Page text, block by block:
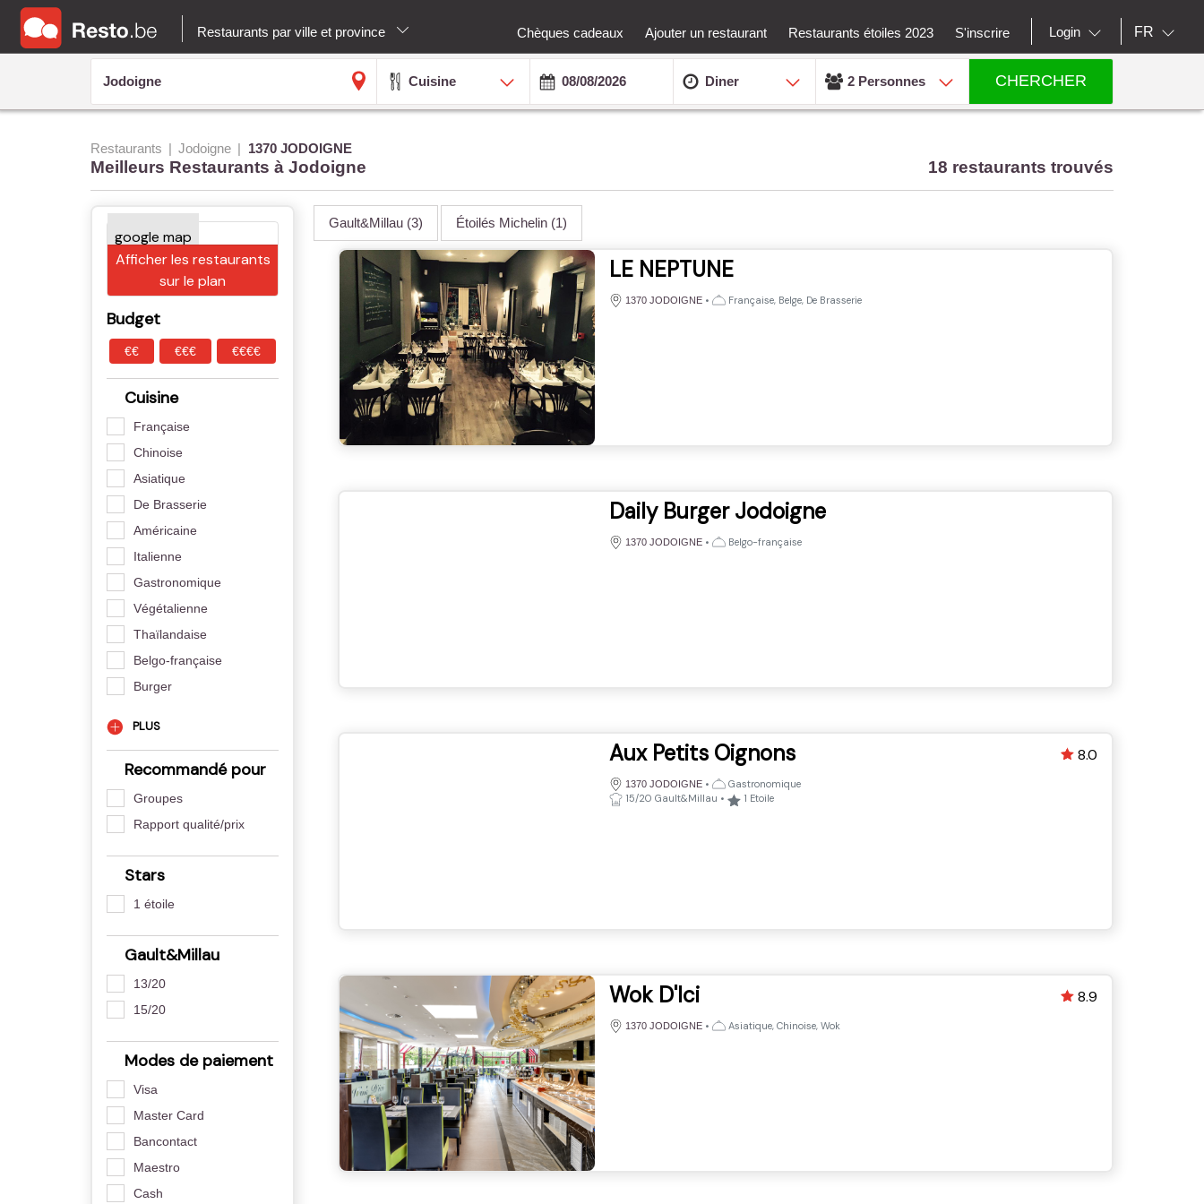
Restaurants par ville et province Chèques cadeaux Ajouter un restaurant Restaurants étoiles 2023 S'inscrire Login FR
Cuisine Diner 2 Personnes CHERCHER
Restaurants Jodoigne 1370 JODOIGNE
Meilleurs Restaurants à Jodoigne 18 restaurants trouvés
Afficher les restaurants
sur le plan
Budget
€€ €€€ €€€€
Cuisine
Française
Chinoise
Asiatique
De Brasserie
Américaine
Italienne
Gastronomique
Végétalienne
Thaïlandaise
Belgo-française
Burger
PLUS
Recommandé pour
Groupes
Rapport qualité/prix
Stars
1 étoile
Gault&Millau
13/20
15/20
Modes de paiement
Visa
Master Card
Bancontact
Maestro
Cash
Gault&Millau (3) Étoilés Michelin (1)
LE NEPTUNE
1370 JODOIGNE • Française, Belge, De Brasserie
Daily Burger Jodoigne
1370 JODOIGNE • Belgo-française
Aux Petits Oignons
1370 JODOIGNE •
Gastronomique
15/20 Gault&Millau • 1 Etoile
8.0
Wok D'Ici
1370 JODOIGNE • Asiatique, Chinoise, Wok
8.9